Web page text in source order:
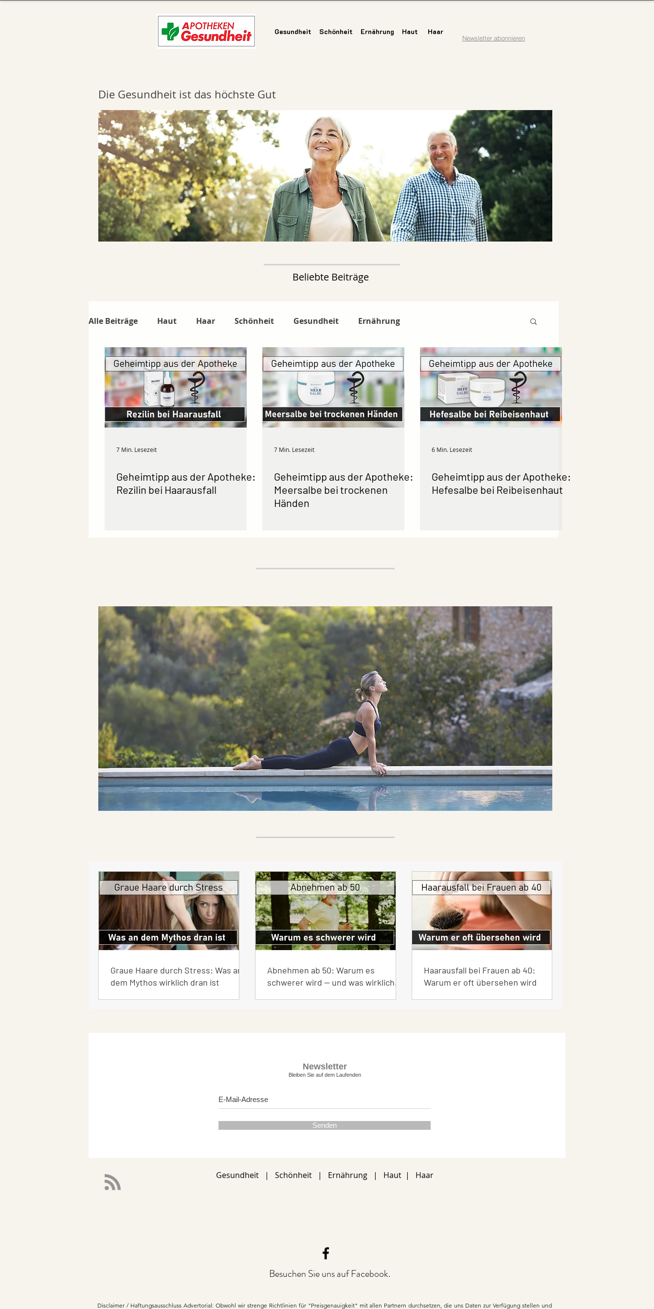
Gesundheit Schönheit Ernährung Haut Haar
Newsletter abonnieren
Die Gesundheit ist das höchste Gut
Gesundheit Schönheit |Ernährung
Beliebte Beiträge
Alle Beiträge Haut Haar Schönheit Gesundheit Ernährung
7 Min. Lesezeit
Geheimtipp aus der Apotheke:
Rezilin bei Haarausfall
7 Min. Lesezeit
Geheimtipp aus der Apotheke:
Meersalbe bei trockenen
Händen
6 Min. Lesezeit
Geheimtipp aus der Apotheke:
Hefesalbe bei Reibeisenhaut
Trendthema Yoga
Neueste Beiträge
Graue Haare durch Stress: Was an
dem Mythos wirklich dran ist
Abnehmen ab 50: Warum es
schwerer wird — und was wirklich
Haarausfall bei Frauen ab 40:
Warum er oft übersehen wird
Newsletter
Bleiben Sie auf dem Laufenden
Senden
Gesundheit | Schönheit | Ernährung | Haut | Haar
Besuchen Sie uns auf Facebook.
Disclaimer / Haftungsausschluss Advertorial: Obwohl wir strenge Richtlinien für "Preisgenauigkeit" mit allen Partnern durchsetzen, die uns Daten zur Verfügung stellen und